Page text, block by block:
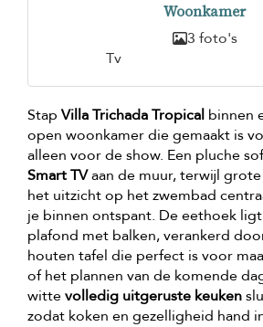
Woonkamer
3 foto's
Tv
StapVilla Trichada Tropical binnen
open woonkamer die gemaakt is
alleen voor de show. Een pluche
Smart TVaan de muur, terwijl
het uitzicht op het zwembad
je binnen ontspant. De eethoek
plafond met balken, verankerd
houten tafel die perfect is voor
of het plannen van de komende
wittevolledig uitgeruste keuken
zodat koken en gezelligheid hand